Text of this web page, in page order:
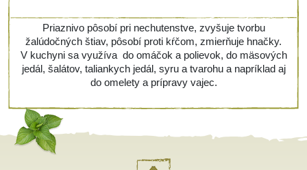
Priaznivo pôsobí pri nechutenstve, zvyšuje tvorbu
žalúdočných štiav, pôsobí proti kŕčom, zmierňuje hnačky.
V kuchyni sa využíva do omáčok a polievok, do mäsových
jedál, šalátov, taliankych jedál, syru a tvarohu a napríklad aj
do omelety a prípravy vajec.